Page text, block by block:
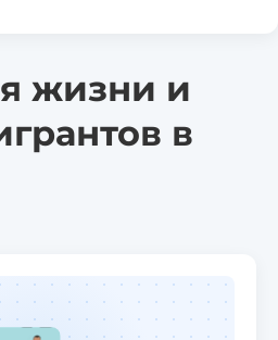
жизни и
в